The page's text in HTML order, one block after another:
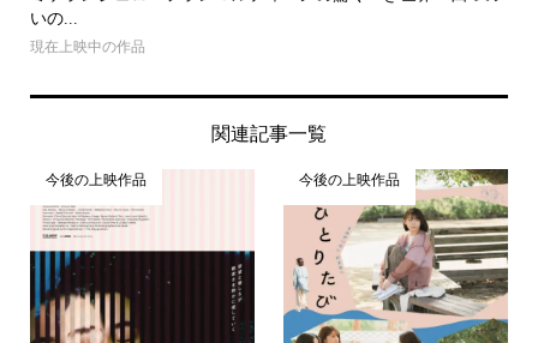
いの...
現在上映中の作品
関連記事一覧
今後の上映作品 今後の上映作品